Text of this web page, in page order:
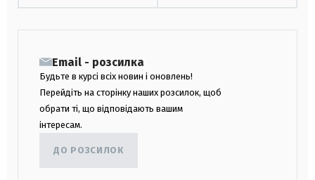
Email - розсилка
Будьте в курсі всіх новин і оновлень!
Перейдіть на сторінку наших розсилок, щоб
обрати ті, що відповідають вашим
інтересам.
ДО РОЗСИЛОК